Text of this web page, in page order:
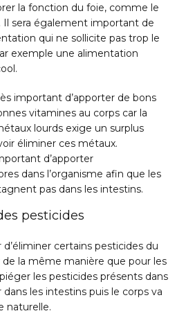
la fonction du foie, comme le
Il sera également important de
qui ne sollicite pas trop le
exemple une alimentation
important d’apporter de bons
vitamines au corps car la
lourds exige un surplus
éliminer ces métaux.
d’apporter
dans l’organisme afin que les
pas dans les intestins.
pesticides
d’éliminer certains pesticides du
de la même manière que pour les
les pesticides présents dans
les intestins puis le corps va
naturelle.